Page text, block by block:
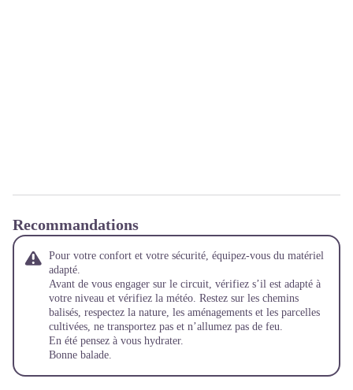
Recommandations
Pour votre confort et votre sécurité, équipez-vous du matériel
adapté.
Avant de vous engager sur le circuit, vérifiez s’il est adapté à
votre niveau et vérifiez la météo. Restez sur les chemins
balisés, respectez la nature, les aménagements et les parcelles
cultivées, ne transportez pas et n’allumez pas de feu.
En été pensez à vous hydrater.
Bonne balade.